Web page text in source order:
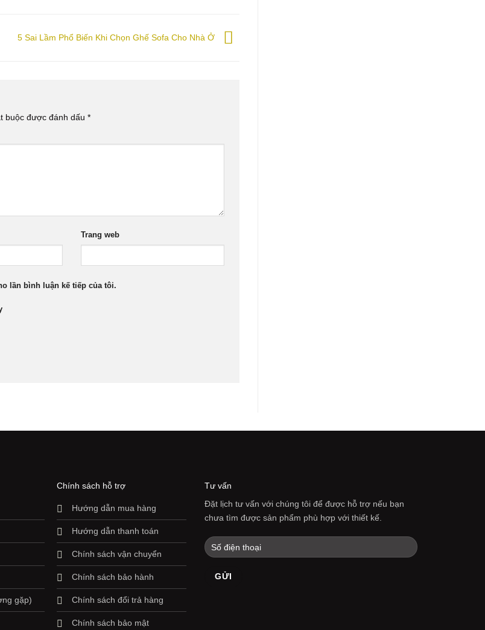
5 Sai Lầm Phổ Biến Khi Chọn Ghế Sofa Cho Nhà Ở
buộc được đánh dấu *
Trang web
lần bình luận kế tiếp của tôi.
gặp)
Chính sách hỗ trợ
Hướng dẫn mua hàng
Hướng dẫn thanh toán
Chính sách vận chuyển
Chính sách bảo hành
Chính sách đổi trả hàng
Chính sách bảo mật
Tư vấn
Đặt lịch tư vấn với chúng tôi để được hỗ trợ nếu bạn
chưa tìm được sản phẩm phù hợp với thiết kế.